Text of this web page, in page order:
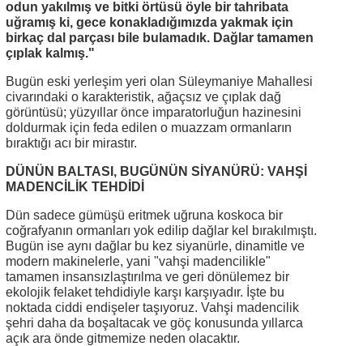
odun yakılmış ve bitki örtüsü öyle bir tahribata
uğramış ki, gece konakladığımızda yakmak için
birkaç dal parçası bile bulamadık. Dağlar tamamen
çıplak kalmış."
Bugün eski yerleşim yeri olan Süleymaniye Mahallesi
civarındaki o karakteristik, ağaçsız ve çıplak dağ
görüntüsü; yüzyıllar önce imparatorluğun hazinesini
doldurmak için feda edilen o muazzam ormanların
bıraktığı acı bir mirastır.
DÜNÜN BALTASI, BUGÜNÜN SİYANÜRÜ: VAHŞİ
MADENCİLİK TEHDİDİ
Dün sadece gümüşü eritmek uğruna koskoca bir
coğrafyanın ormanları yok edilip dağlar kel bırakılmıştı.
Bugün ise aynı dağlar bu kez siyanürle, dinamitle ve
modern makinelerle, yani "vahşi madencilikle"
tamamen insansızlaştırılma ve geri dönülemez bir
ekolojik felaket tehdidiyle karşı karşıyadır. İşte bu
noktada ciddi endişeler taşıyoruz. Vahşi madencilik
şehri daha da boşaltacak ve göç konusunda yıllarca
açık ara önde gitmemize neden olacaktır.